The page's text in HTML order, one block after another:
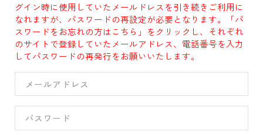
グイン時に使用していたメールドレスを引き続きご利用に
なれますが、パスワードの再設定が必要となります。「パ
スワードをお忘れの方はこちら」をクリックし、それぞれ
のサイトで登録していたメールアドレス、電話番号を入力
してパスワードの再発行をお願いいたします。